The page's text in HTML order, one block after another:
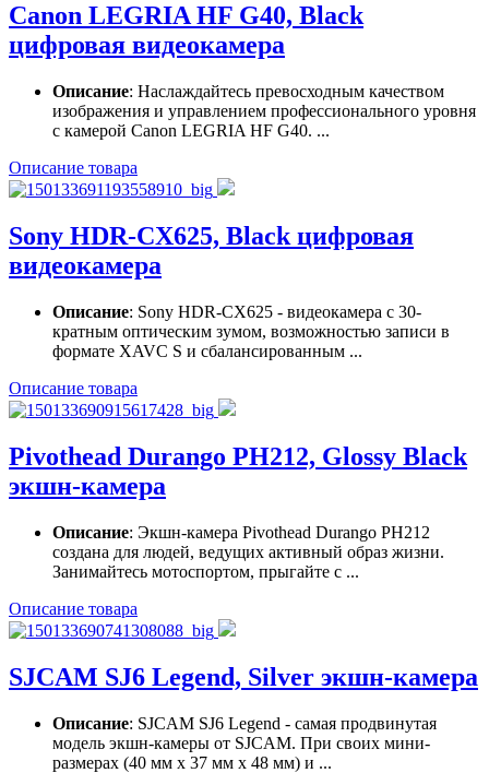
Canon LEGRIA HF G40, Black
цифровая видеокамера
Описание: Наслаждайтесь превосходным качеством
изображения и управлением профессионального уровня
с камерой Canon LEGRIA HF G40. ...
Описание товара
Sony HDR-CX625, Black цифровая
видеокамера
Описание: Sony HDR-CX625 - видеокамера с 30-
кратным оптическим зумом, возможностью записи в
формате XAVC S и сбалансированным ...
Описание товара
Pivothead Durango PH212, Glossy Black
экшн-камера
Описание: Экшн-камера Pivothead Durango PH212
создана для людей, ведущих активный образ жизни.
Занимайтесь мотоспортом, прыгайте с ...
Описание товара
SJCAM SJ6 Legend, Silver экшн-камера
Описание: SJCAM SJ6 Legend - самая продвинутая
модель экшн-камеры от SJCAM. При своих мини-
размерах (40 мм х 37 мм х 48 мм) и ...